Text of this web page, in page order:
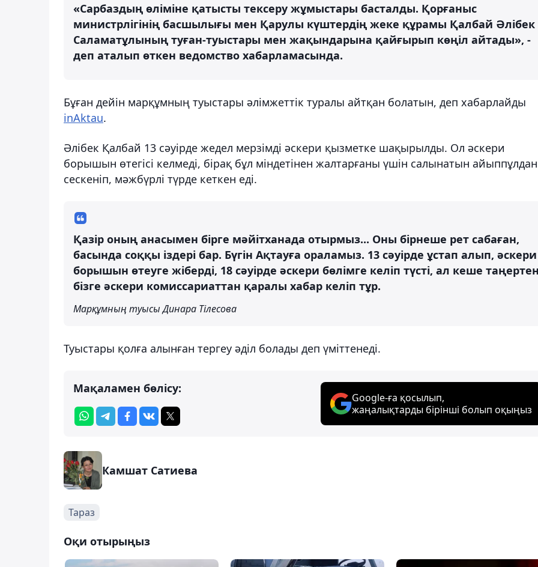
«Сарбаздың өліміне қатысты тексеру жұмыстары басталды. Қорғаныс
министрлігінің басшылығы мен Қарулы күштердің жеке құрамы Қалбай Әлібек
Саламатұлының туған-туыстары мен жақындарына қайғырып көңіл айтады», -
деп аталып өткен ведомство хабарламасында.
Бұған дейін марқұмның туыстары әлімжеттік туралы айтқан болатын, деп хабарлайды
inAktau.
Әлібек Қалбай 13 сәуірде жедел мерзімді әскери қызметке шақырылды. Ол әскери
борышын өтегісі келмеді, бірақ бұл міндетінен жалтарғаны үшін салынатын айыппұлдан
сескеніп, мәжбүрлі түрде кеткен еді.
Қазір оның анасымен бірге мәйітханада отырмыз... Оны бірнеше рет сабаған,
басында соққы іздері бар. Бүгін Ақтауға ораламыз. 13 сәуірде ұстап алып, әскери
борышын өтеуге жіберді, 18 сәуірде әскери бөлімге келіп түсті, ал кеше
бізге әскери комиссариаттан қаралы хабар келіп тұр.
Марқұмның туысы Динара Тілесова
Туыстары қолға алынған тергеу әділ болады деп үміттенеді.
Мақаламен бөлісу:
Google-ға қосылып,
жаңалықтарды бірінші болып оқыңыз
Камшат Сатиева
Тараз
Оқи отырыңыз